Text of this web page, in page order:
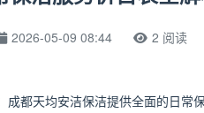
2026-05-09 08:44 2 阅读
成都天均安洁保洁提供全面的日常